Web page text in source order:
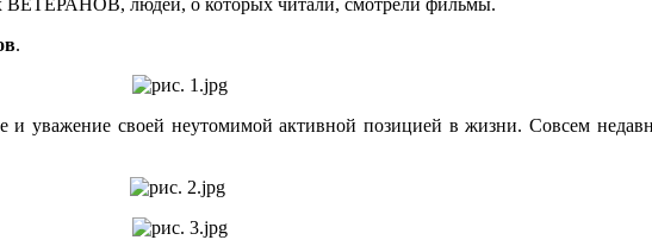
ВЕТЕРАНОВ, людей, о которых читали, смотрели фильмы.
.
уважение своей неутомимой активной позицией в жизни. Совсем